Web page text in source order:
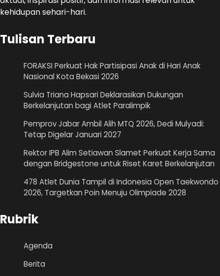
kehidupan sehari-hari.
Tulisan Terbaru
FORAKSI Perkuat Hak Partisipasi Anak di Hari Anak
Nasional Kota Bekasi 2026
Sulvia Triana Hapsari Deklarasikan Dukungan
Berkelanjutan bagi Atlet Paralimpik
Pemprov Jabar Ambil Alih MTQ 2026, Dedi Mulyadi:
Tetap Digelar Januari 2027
Rektor IPB Alim Setiawan Slamet Perkuat Kerja Sama
dengan Bridgestone untuk Riset Karet Berkelanjutan
478 Atlet Dunia Tampil di Indonesia Open Taekwondo
2026, Targetkan Poin Menuju Olimpiade 2028
Rubrik
Agenda
Berita